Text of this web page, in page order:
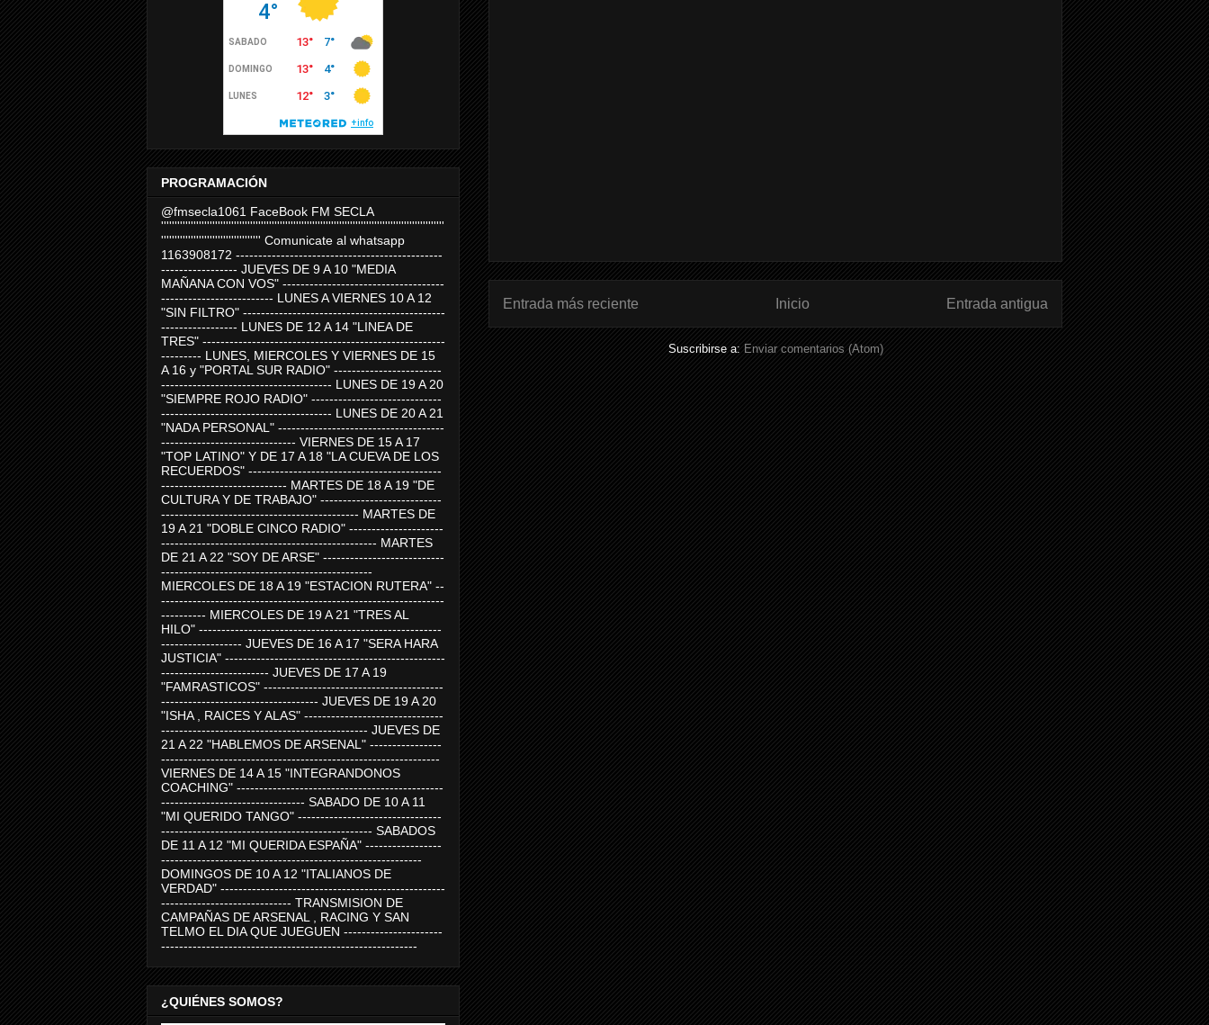
Entrada más reciente Entrada antigua
Inicio
Suscribirse a: Enviar comentarios (Atom)
PROGRAMACIÓN
@fmsecla1061 FaceBook FM SECLA
'''''''''''''''''''''''''''''''''''''''''''''''''''''''''''''''''''''''''''''''''''''''''''''''''''''''''
''''''''''''''''''''''''''''''''''''' Comunicate al whatsapp
1163908172 ----------------------------------------------
----------------- JUEVES DE 9 A 10 "MEDIA
MAÑANA CON VOS" ------------------------------------
------------------------- LUNES A VIERNES 10 A 12
"SIN FILTRO" ---------------------------------------------
----------------- LUNES DE 12 A 14 "LINEA DE
TRES" ------------------------------------------------------
--------- LUNES, MIERCOLES Y VIERNES DE 15
A 16 y "PORTAL SUR RADIO" ------------------------
-------------------------------------- LUNES DE 19 A 20
"SIEMPRE ROJO RADIO" -----------------------------
-------------------------------------- LUNES DE 20 A 21
"NADA PERSONAL" -------------------------------------
------------------------------ VIERNES DE 15 A 17
"TOP LATINO" Y DE 17 A 18 "LA CUEVA DE LOS
RECUERDOS" -------------------------------------------
---------------------------- MARTES DE 18 A 19 "DE
CULTURA Y DE TRABAJO" ---------------------------
-------------------------------------------- MARTES DE
19 A 21 "DOBLE CINCO RADIO" ---------------------
------------------------------------------------ MARTES
DE 21 A 22 "SOY DE ARSE" ---------------------------
-----------------------------------------------
MIERCOLES DE 18 A 19 "ESTACION RUTERA" --
---------------------------------------------------------------
---------- MIERCOLES DE 19 A 21 "TRES AL
HILO" ------------------------------------------------------
------------------ JUEVES DE 16 A 17 "SERA HARA
JUSTICIA" -------------------------------------------------
------------------------ JUEVES DE 17 A 19
"FAMRASTICOS" ----------------------------------------
----------------------------------- JUEVES DE 19 A 20
"ISHA , RAICES Y ALAS" -------------------------------
---------------------------------------------- JUEVES DE
21 A 22 "HABLEMOS DE ARSENAL" ----------------
--------------------------------------------------------------
VIERNES DE 14 A 15 "INTEGRANDONOS
COACHING" ----------------------------------------------
-------------------------------- SABADO DE 10 A 11
"MI QUERIDO TANGO" --------------------------------
----------------------------------------------- SABADOS
DE 11 A 12 "MI QUERIDA ESPAÑA" -----------------
----------------------------------------------------------
DOMINGOS DE 10 A 12 "ITALIANOS DE
VERDAD" --------------------------------------------------
----------------------------- TRANSMISION DE
CAMPAÑAS DE ARSENAL , RACING Y SAN
TELMO EL DIA QUE JUEGUEN ----------------------
---------------------------------------------------------
¿QUIÉNES SOMOS?